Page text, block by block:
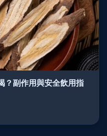
？副作用與安全飲用指